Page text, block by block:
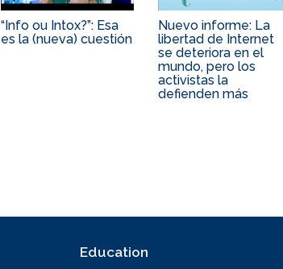
“Info ou Intox?”: Esa
es la (nueva) cuestión
Nuevo informe: La
libertad de Internet
se deteriora en el
mundo, pero los
activistas la
defienden más
Education